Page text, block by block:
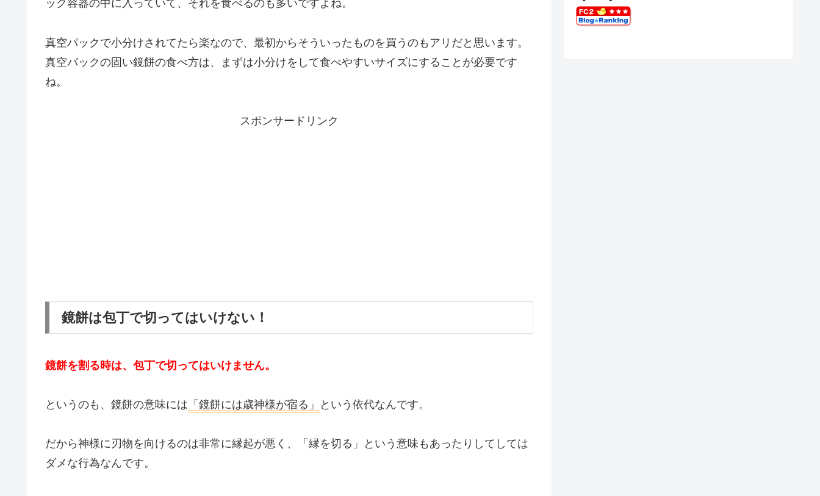
ック容器の中に入っていて、それを食べるのも多いですよね。
真空パックで小分けされてたら楽なので、最初からそういったものを買うのもアリだと思います。
真空パックの固い鏡餅の食べ方は、まずは小分けをして食べやすいサイズにすることが必要です
ね。
スポンサードリンク
鏡餅は包丁で切ってはいけない！
鏡餅を割る時は、包丁で切ってはいけません。
というのも、鏡餅の意味には 「鏡餅には歳神様が宿る」 という依代なんです。
だから神様に刃物を向けるのは非常に縁起が悪く、 「縁を切る」
という意味もあったりしてしては
ダメな行為なんです。